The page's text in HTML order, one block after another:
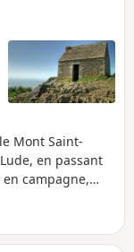
Mont Saint-
en passant
campagne,